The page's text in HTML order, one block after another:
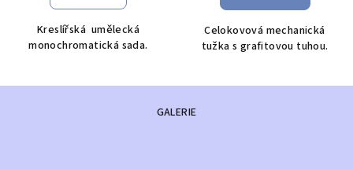
Kreslířská umělecká
monochromatická sada.
Celokovová mechanická
tužka s grafitovou tuhou.
GALERIE